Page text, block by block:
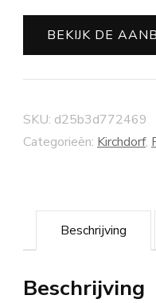
BEKIJK DE
SKU: d25b3d772469
Categorieën: Kirchdorf,
Beschrijving
Beschrijving